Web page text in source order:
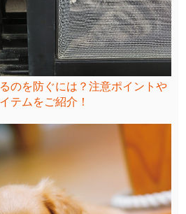
のを防ぐには？注意ポイントや
テムをご紹介！